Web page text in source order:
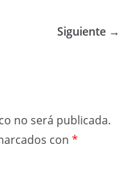
Siguiente →
no será publicada.
con *